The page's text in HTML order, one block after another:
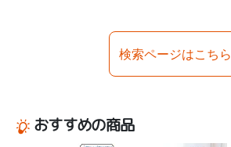
検索ページはこちら
おすすめの商品